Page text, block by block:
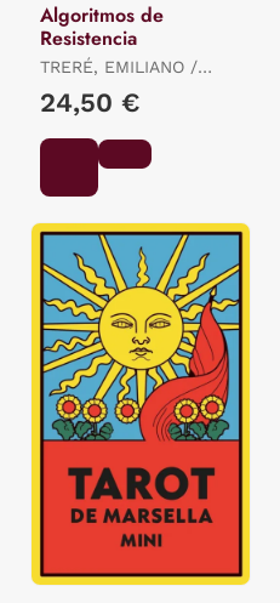
Algoritmos de
Resistencia
TRERÉ, EMILIANO /
24,50 €